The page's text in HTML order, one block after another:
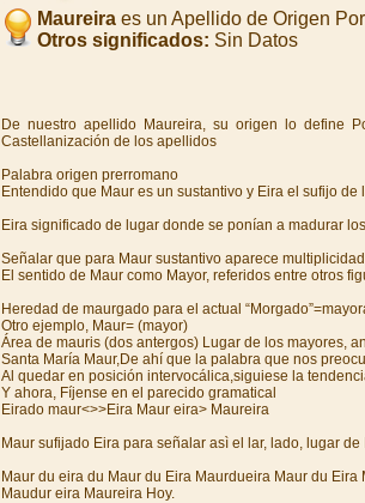
Maureiraes un Apellido de Origen
Otros significados: Sin Datos
De nuestro apellido Maureira, su origen lo define
Castellanización de los apellidos
Palabra origen prerromano
Entendido que Maur es un sustantivo y Eira el sufijo de
Eira significado de lugar donde se ponían a madurar
Señalar que para Maur sustantivo aparece
El sentido de Maur como Mayor, referidos entre otros
Heredad de maurgado para el actual
Otro ejemplo, Maur= (mayor)
Área de mauris (dos antergos) Lugar de los mayores,
Santa María Maur,De ahí que la palabra que nos
Al quedar en posición intervocálica,siguiese la
Y ahora, Fíjense en el parecido gramatical
Eirado maur<>>Eira Maur eira> Maureira
Maur sufijado Eira para señalar asì el lar, lado, lugar de
Maur du eira du Maur du Eira Maurdueira Maur du Eira
Maudur eira Maureira Hoy.